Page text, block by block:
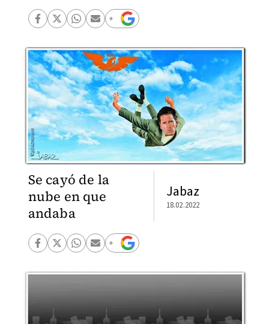
Se cayó de la
nube en que
andaba
Jabaz
18.02.2022